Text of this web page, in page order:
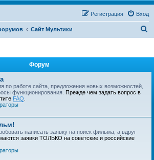
Вход
Регистрация
Сайт Мультики
Форум
по работе сайта, предложения новых возможностей,
функционирования. Прежде чем задать вопрос в
FAQ
написать заявку на поиск фильма, а вдруг
заявки ТОЛЬКО на советские и российские